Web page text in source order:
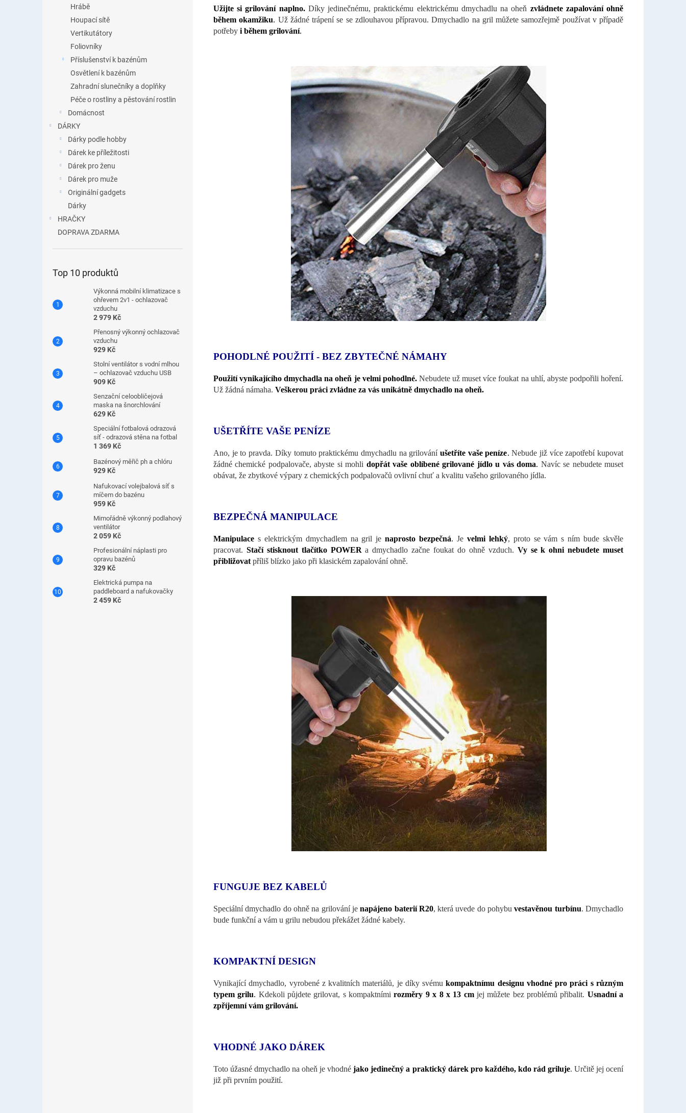
Hrábě
Houpací sítě
Vertikutátory
Foliovníky
Příslušenství k bazénům
Osvětlení k bazénům
Zahradní slunečníky a doplňky
Péče o rostliny a pěstování rostlin
Domácnost
DÁRKY
Dárky podle hobby
Dárek ke příležitosti
Dárek pro ženu
Dárek pro muže
Originální gadgets
Dárky
HRAČKY
DOPRAVA ZDARMA
Top 10 produktů
Výkonná mobilní klimatizace s
ohřevem 2v1 - ochlazovač
vzduchu
2 979 Kč
Přenosný výkonný ochlazovač
vzduchu
929 Kč
Stolní ventilátor s vodní mlhou
– ochlazovač vzduchu USB
909 Kč
Senzační celoobličejová
maska ​​na šnorchlování
629 Kč
Speciální fotbalová odrazová
síť - odrazová stěna na fotbal
1 369 Kč
Bazénový měřič ph a chlóru
929 Kč
Nafukovací volejbalová síť s
míčem do bazénu
959 Kč
Mimořádně výkonný podlahový
ventilátor
2 059 Kč
Profesionální náplasti pro
opravu bazénů
329 Kč
Elektrická pumpa na
paddleboard a nafukovačky
2 459 Kč
Užijte si grilování naplno.Díky jedinečnému, praktickému elektrickému dmychadlu na oheň zvládnete zapalování ohně
během okamžiku. Už žádné trápení se se zdlouhavou přípravou.Dmychadlo na gril můžete samozřejmě používat v případě
potřeby i během grilování.
POHODLNÉ POUŽITÍ - BEZ ZBYTEČNÉ NÁMAHY
Použití vynikajícího dmychadla na oheň je velmi pohodlné.Nebudete už muset více foukat na uhlí, abyste podpořili hoření.
Už žádná námaha. Veškerou práci zvládne za vás unikátně dmychadlo na oheň.
UŠETŘÍTE VAŠE PENÍZE
Ano, je to pravda. Díky tomuto praktickému dmychadlu na grilování ušetříte vaše peníze. Nebude již více zapotřebí kupovat
žádné chemické podpalovače, abyste si mohli dopřát vaše oblíbené grilované jídlo u vás doma. Navíc se nebudete muset
obávat, že zbytkové výpary z chemických podpalovačů ovlivní chuť a kvalitu vašeho grilovaného jídla.
BEZPEČNÁ MANIPULACE
Manipulace s elektrickým dmychadlem na gril jenaprosto bezpečná. Je velmi lehký, proto se vám s ním bude skvěle
pracovat. Stačí stisknout tlačítko POWER a dmychadlo začne foukat do ohně vzduch. Vy se k ohni nebudete muset
přibližovat příliš blízko jako při klasickém zapalování ohně.
FUNGUJE BEZ KABELŮ
Speciální dmychadlo do ohně na grilování jenapájeno baterií R20, která uvede do pohybuvestavěnou turbínu. Dmychadlo
bude funkční a vám u grilu nebudou překážet žádné kabely.
KOMPAKTNÍ DESIGN
Vynikající dmychadlo, vyrobené z kvalitních materiálů, je díky svémukompaktnímu designu vhodné pro práci s různým
typem grilu. Kdekoli půjdete grilovat, s kompaktními rozměry 9 x 8 x 13 cmjej můžete bez problémů přibalit. Usnadní a
zpříjemní vám grilování.
VHODNÉ JAKO DÁREK
Toto úžasné dmychadlo na oheň je vhodnéjako jedinečný a praktický dárek pro každého, kdo rád griluje. Určitě jej ocení
již při prvním použití.